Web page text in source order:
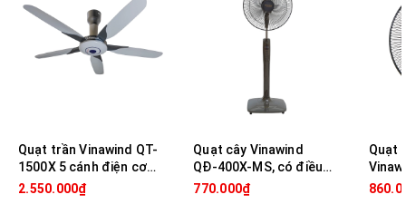
Quạt cây Vinawind QĐL-400M có tuốc năng quay trái phải,
giúp không gian làm mát trải rộng hơn, chân đế bằng nhựa
đúc vững chắc, không bị rung lắc khi hoạt động, bạn có
thể di chuyển quạt dễ dàng tới mọi nơi trong căn phòng.
Quạt trần Vinawind QT-
1500X 5 cánh điện cơ
thống nhất, điều khiển
2.550.000₫
Quạt cây Vinawind
QĐ-400X-MS, có điều
khiển, Sải cánh 40cm
770.000₫
Quạt
có